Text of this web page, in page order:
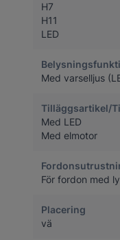
H7
H11
LED
Med varselljus
Tilläggsartikel/
Med LED
Med elmotor
För fordon med
Placering
vä